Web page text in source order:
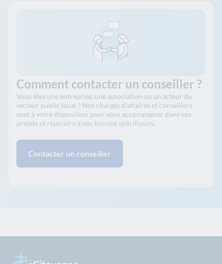
Comment contacter un conseiller ?
Vous êtes une entreprise, une association ou un acteur du
secteur public local ? Nos chargés d'affaires et conseillers
sont à votre disposition pour vous accompagner dans vos
projets et répondre à vos besoins spécifiques.
Contacter un conseiller